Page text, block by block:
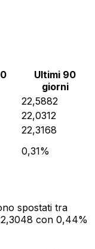
Ultimi 90
giorni
22,5882
22,0312
22,3168
0,31%
spostati tra
con 0,44%